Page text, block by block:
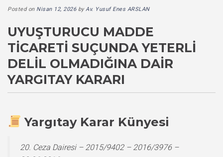
Posted on Nisan 12, 2026byAv. Yusuf Enes ARSLAN
UYUŞTURUCU MADDE
TICARETI SUÇUNDA YETERLI
DELIL OLMADIĞINA DAIR
YARGITAY KARARI
Yargıtay Karar Künyesi
20. Ceza Dairesi – 2015/9402 – 2016/3976 –